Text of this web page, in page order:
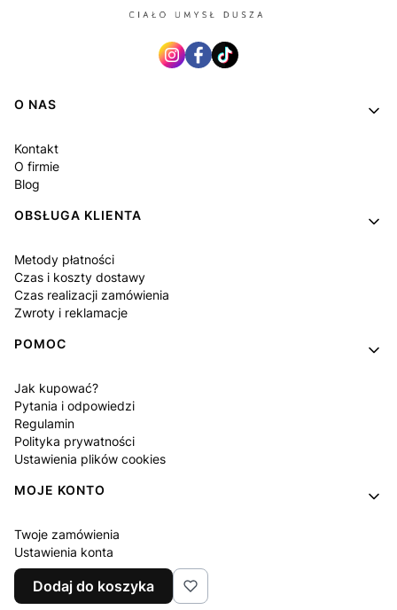
Linki w stopce
O NAS
Kontakt
O firmie
Blog
OBSŁUGA KLIENTA
Metody płatności
Czas i koszty dostawy
Czas realizacji zamówienia
Zwroty i reklamacje
POMOC
Jak kupować?
Pytania i odpowiedzi
Regulamin
Polityka prywatności
Ustawienia plików cookies
MOJE KONTO
Twoje zamówienia
Ustawienia konta
Ulubione
Program lojalnościowy
Dodaj do koszyka